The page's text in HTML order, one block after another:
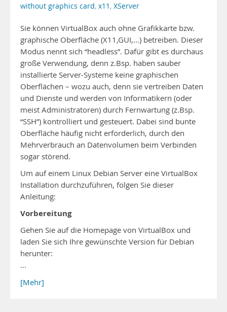
without graphics card, x11 , XServer
Sie können VirtualBox auch ohne Grafikkarte bzw.
graphische Oberfläche (X11,GUI,…) betreiben. Dieser
Modus nennt sich “headless”. Dafür gibt es durchaus
große Verwendung, denn z.Bsp. haben sauber
installierte Server-Systeme keine graphischen
Oberflächen – wozu auch, denn sie vertreiben Daten
und Dienste und werden von Informatikern (oder
meist Administratoren) durch Fernwartung (z.Bsp.
“SSH”) kontrolliert und gesteuert. Dabei sind bunte
Oberfläche häufig nicht erforderlich, durch den
Mehrverbrauch an Datenvolumen beim Verbinden
sogar störend.
Um auf einem Linux Debian Server eine VirtualBox
Installation durchzuführen, folgen Sie dieser
Anleitung:
Vorbereitung
Gehen Sie auf die Homepage von VirtualBox und
laden Sie sich Ihre gewünschte Version für Debian
herunter:
…
[Mehr]